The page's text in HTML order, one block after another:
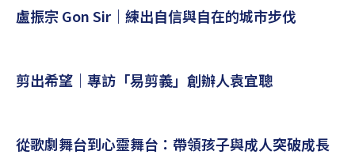
盧振宗 Gon Sir｜練出自信與自在的城市步伐
剪出希望｜專訪「易剪義」創辦人袁宜聰
從歌劇舞台到心靈舞台：帶領孩子與成人突破成長